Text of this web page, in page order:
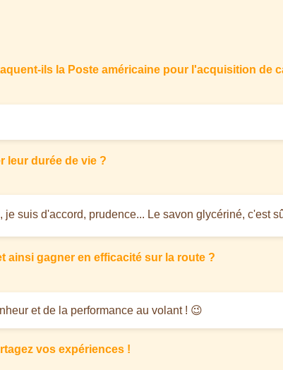
ils la Poste américaine pour l'acquisition de
leur durée de vie ?
suis d'accord, prudence... Le savon glycériné, c'est
ainsi gagner en efficacité sur la route ?
et de la performance au volant ! 😉
vos expériences !